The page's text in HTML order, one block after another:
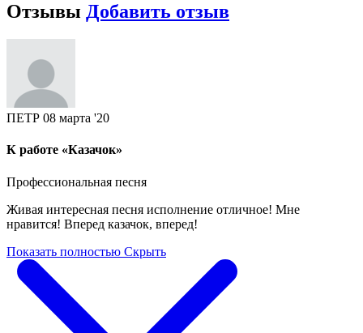
Отзывы Добавить отзыв
ПЕТР 08 марта '20
К работе «Казачок»
Профессиональная песня
Живая интересная песня исполнение отличное! Мне
нравится! Вперед казачок, вперед!
Показать полностью Скрыть